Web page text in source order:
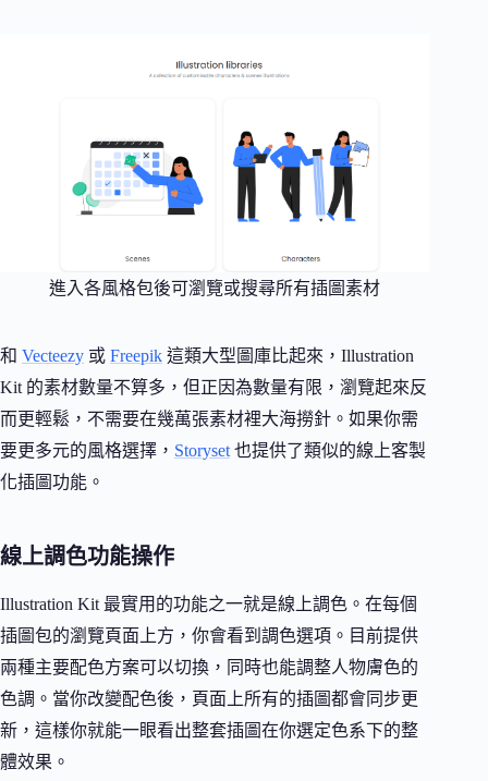
進入各風格包後可瀏覽或搜尋所有插圖素材
和 Vecteezy 或 Freepik 這類大型圖庫比起來，Illustration
Kit 的素材數量不算多，但正因為數量有限，瀏覽起來反
而更輕鬆，不需要在幾萬張素材裡大海撈針。如果你需
要更多元的風格選擇， Storyset 也提供了類似的線上客製
化插圖功能。
線上調色功能操作
Illustration Kit 最實用的功能之一就是線上調色。在每個
插圖包的瀏覽頁面上方，你會看到調色選項。目前提供
兩種主要配色方案可以切換，同時也能調整人物膚色的
色調。當你改變配色後，頁面上所有的插圖都會同步更
新，這樣你就能一眼看出整套插圖在你選定色系下的整
體效果。